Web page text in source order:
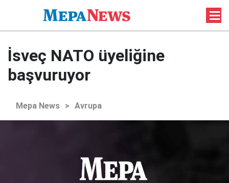
İsveç NATO üyeliğine
başvuruyor
Mepa News > Avrupa